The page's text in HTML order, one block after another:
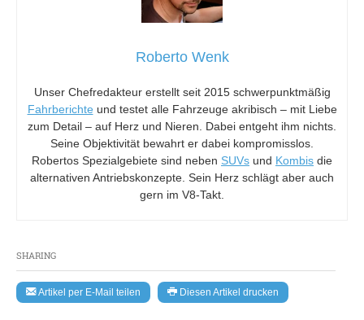
SHARING
Artikel per E-Mail teilen Diesen Artikel drucken
Roberto Wenk
Unser Chefredakteur erstellt seit 2015 schwerpunktmäßig
Fahrberichte und testet alle Fahrzeuge akribisch – mit Liebe
zum Detail – auf Herz und Nieren. Dabei entgeht ihm nichts.
Seine Objektivität bewahrt er dabei kompromisslos.
Robertos Spezialgebiete sind neben SUVs und Kombis die
alternativen Antriebskonzepte. Sein Herz schlägt aber auch
gern im V8-Takt.